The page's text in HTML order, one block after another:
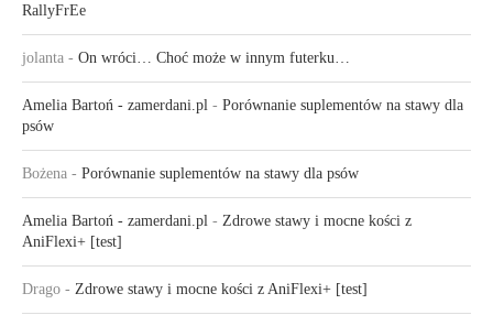
RallyFrEe
jolanta - On wróci… Choć może w innym futerku…
Amelia Bartoń - zamerdani.pl - Porównanie suplementów na stawy dla
psów
Bożena - Porównanie suplementów na stawy dla psów
Amelia Bartoń - zamerdani.pl - Zdrowe stawy i mocne kości z
AniFlexi+ [test]
Drago - Zdrowe stawy i mocne kości z AniFlexi+ [test]